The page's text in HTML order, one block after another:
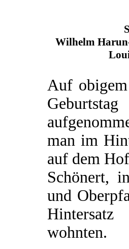
Wilhelm
Auf
man im
auf dem
Schönert,
und
wohnten.